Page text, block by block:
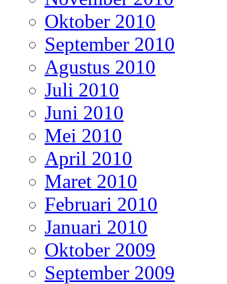
Oktober 2010
September 2010
Agustus 2010
Juli 2010
Juni 2010
Mei 2010
April 2010
Maret 2010
Februari 2010
Januari 2010
Oktober 2009
September 2009